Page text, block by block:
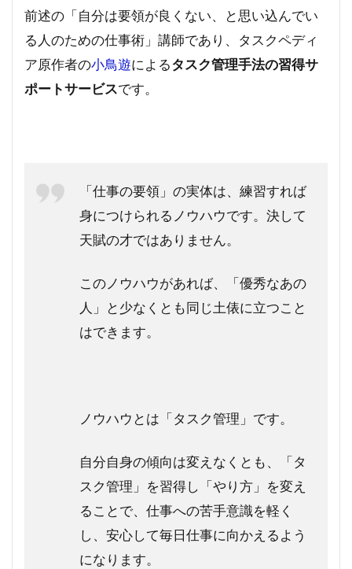
前述の「自分は要領が良くない、と思い込んでい
る人のための仕事術」講師であり、タスクペディ
ア原作者の小鳥遊によるタスク管理手法の習得サ
ポートサービスです。
「仕事の要領」の実体は、練習すれば
身につけられるノウハウです。決して
天賦の才ではありません。
このノウハウがあれば、「優秀なあの
人」と少なくとも同じ土俵に立つこと
はできます。
ノウハウとは「タスク管理」です。
自分自身の傾向は変えなくとも、「タ
スク管理」を習得し「やり方」を変え
ることで、仕事への苦手意識を軽く
し、安心して毎日仕事に向かえるよう
になります。